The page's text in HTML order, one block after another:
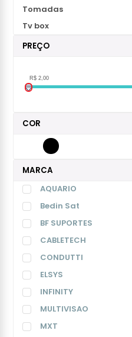
Tomadas
Tv box
PREÇO
R$ 2,00
COR
MARCA
AQUARIO
Bedin Sat
BF SUPORTES
CABLETECH
CONDUTTI
ELSYS
INFINITY
MULTIVISAO
MXT